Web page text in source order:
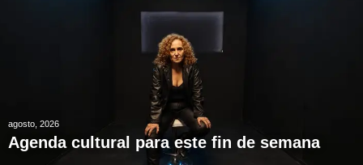
agosto, 2026
Agenda cultural para este fin de semana